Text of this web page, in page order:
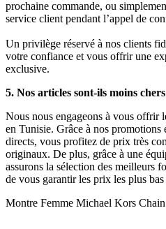
prochaine commande, ou
service client pendant l’appel de
Un privilège réservé à nos clients
votre confiance et vous offrir une
exclusive.
5. Nos articles sont-ils moins
Nous nous engageons à vous offrir
en Tunisie. Grâce à nos promotions
directs, vous profitez de prix très
originaux. De plus, grâce à une
assurons la sélection des meilleurs
de vous garantir les prix les plus
Montre Femme Michael Kors